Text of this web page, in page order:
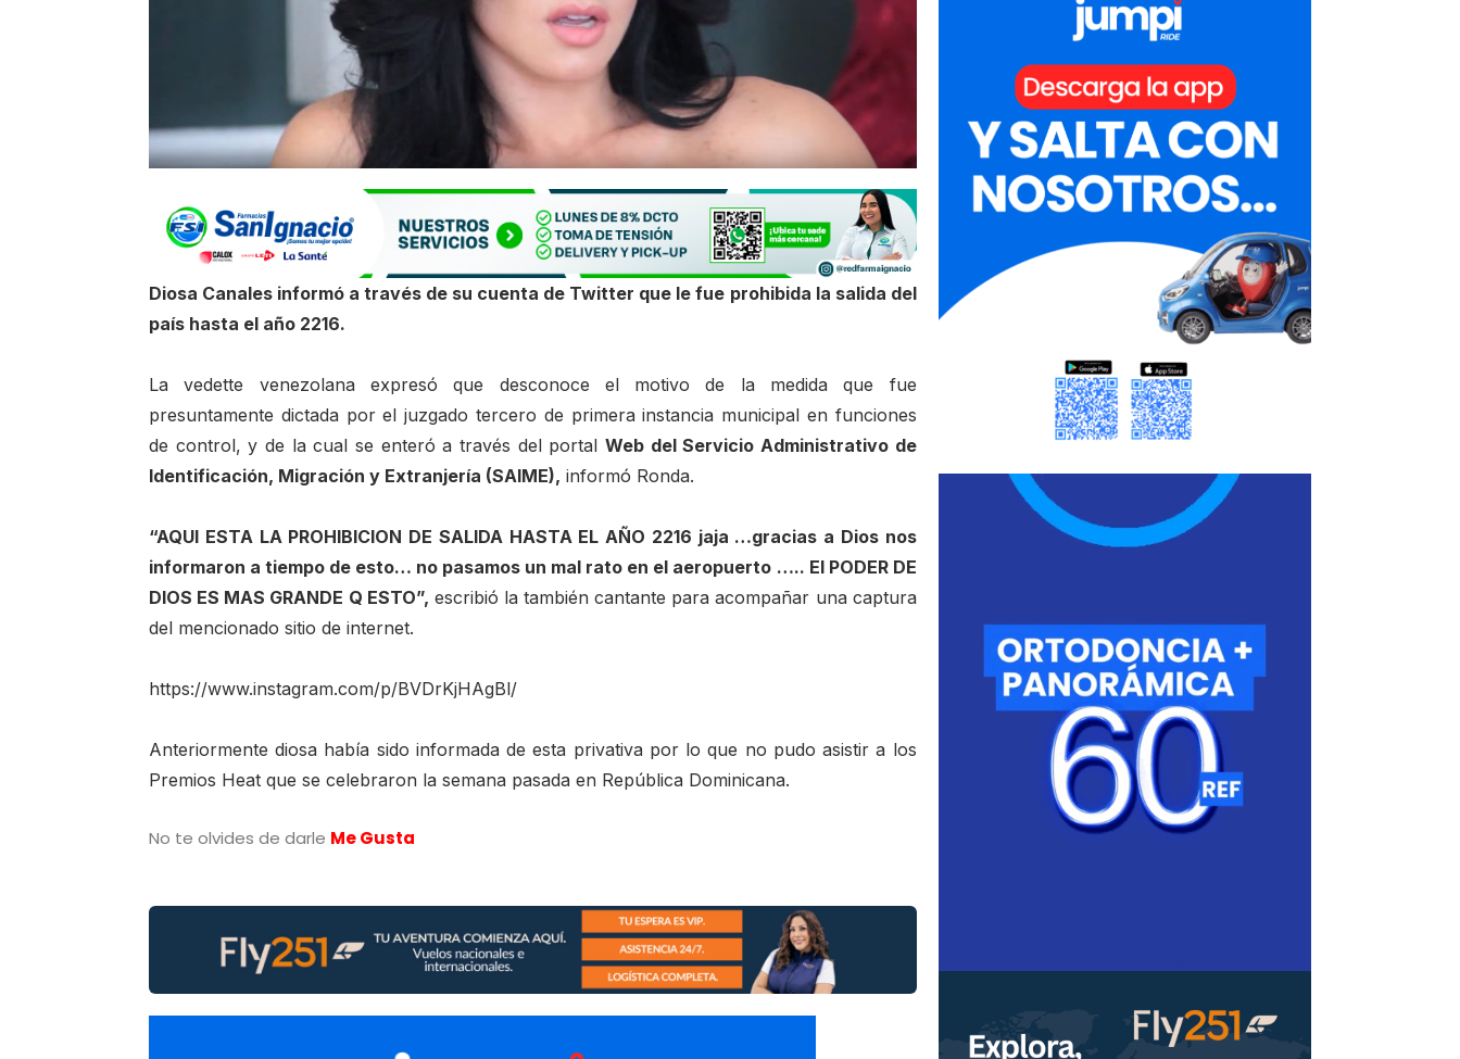
Diosa Canales informó a través de su cuenta de Twitter que le fue prohibida la salida del
país hasta el año 2216.
La vedette venezolana expresó que desconoce el motivo de la medida que fue
presuntamente dictada por el juzgado tercero de primera instancia municipal en funciones
de control, y de la cual se enteró a través del portal Web del Servicio Administrativo de
Identificación, Migración y Extranjería (SAIME), informó Ronda.
“AQUI ESTA LA PROHIBICION DE SALIDA HASTA EL AÑO 2216 jaja …gracias a Dios nos
informaron a tiempo de esto… no pasamos un mal rato en el aeropuerto ….. El PODER DE
DIOS ES MAS GRANDE Q ESTO”, escribió la también cantante para acompañar una captura
del mencionado sitio de internet.
https://www.instagram.com/p/BVDrKjHAgBl/
Anteriormente diosa había sido informada de esta privativa por lo que no pudo asistir a los
Premios Heat que se celebraron la semana pasada en República Dominicana.
No te olvides de darle Me Gusta